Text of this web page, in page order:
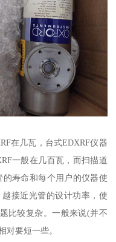
在几瓦，台式EDXRF仪器
一般在几百瓦，而扫描道
寿命和每个用户的仪器使
接近光管的设计功率，使
比较复杂。一般来说(并不
对要短一些。